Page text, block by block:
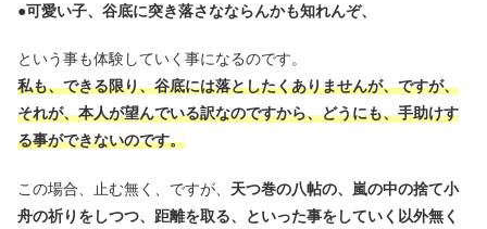
●可愛い子、谷底に突き落さなならんかも知れんぞ、
という事も体験していく事になるのです。
私も、できる限り、谷底には落としたくありませんが、ですが、
それが、本人が望んでいる訳なのですから、どうにも、手助けす
る事ができないのです。
この場合、止む無く、ですが、 天つ巻の八帖の、嵐の中の捨て小
舟の祈りをしつつ、距離を取る、といった事をしていく以外無く